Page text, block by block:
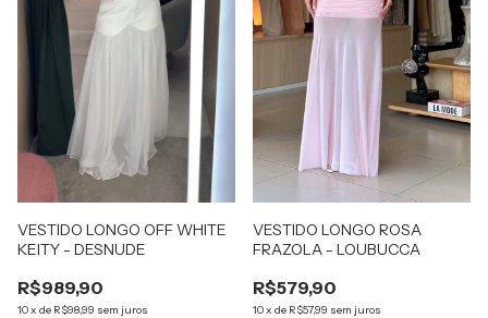
VESTIDO LONGO OFF WHITE
KEITY - DESNUDE
R$989,90
10x de R$98,99 sem juros
VESTIDO LONGO ROSA
FRAZOLA - LOUBUCCA
R$579,90
10x de R$57,99 sem juros